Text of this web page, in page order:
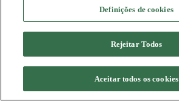
Definições de cookies
Rejeitar Todos
Aceitar todos os cookies